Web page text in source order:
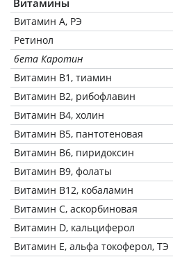
Витамин А, РЭ
Ретинол
бета Каротин
Витамин В1, тиамин
Витамин В2, рибофлавин
Витамин В4, холин
Витамин В5, пантотеновая
Витамин В6, пиридоксин
Витамин В9, фолаты
Витамин В12, кобаламин
Витамин C, аскорбиновая
Витамин D, кальциферол
Витамин Е, альфа токоферол, ТЭ